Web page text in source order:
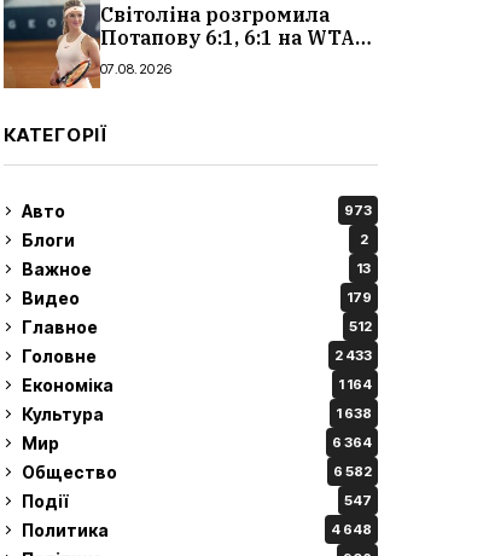
Світоліна розгромила
Потапову 6:1, 6:1 на WTA
1000 у Торонто
07.08.2026
КАТЕГОРІЇ
Авто 973
Блоги 2
Важное 13
Видео 179
Главное 512
Головне 2 433
Економіка 1 164
Культура 1 638
Мир 6 364
Общество 6 582
Події 547
Политика 4 648